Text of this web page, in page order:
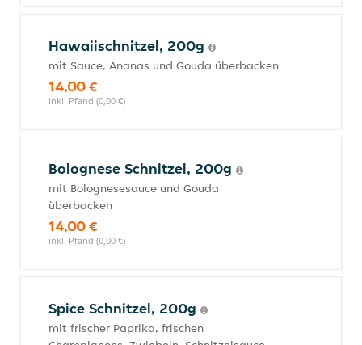
Hawaiischnitzel, 200g
mit Sauce, Ananas und Gouda überbacken
14,00 €
inkl. Pfand (0,00 €)
Bolognese Schnitzel, 200g
mit Bolognesesauce und Gouda
überbacken
14,00 €
inkl. Pfand (0,00 €)
Spice Schnitzel, 200g
mit frischer Paprika, frischen